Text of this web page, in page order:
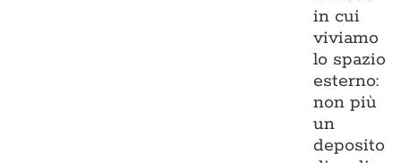
in cui
viviamo
lo spazio
esterno:
non più
un
deposito